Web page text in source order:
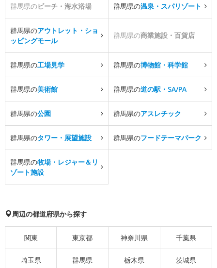
群馬県のビーチ・海水浴場 群馬県の温泉・スパリゾート
群馬県のアウトレット・ショ
ッピングモール
群馬県の商業施設・百貨店
群馬県の工場見学 群馬県の博物館・科学館
群馬県の美術館 群馬県の道の駅・SA/PA
群馬県の公園 群馬県のアスレチック
群馬県のタワー・展望施設 群馬県のフードテーマパーク
群馬県の牧場・レジャー＆リ
ゾート施設
周辺の都道府県から探す
関東 東京都 神奈川県 千葉県
埼玉県 群馬県 栃木県 茨城県